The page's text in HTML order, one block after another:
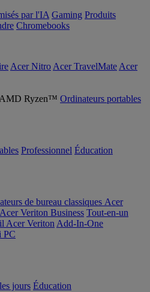
par l'IA Gaming Produits
Chromebooks
Acer Nitro Acer TravelMate Acer
Ordinateurs portables
Professionnel Éducation
de bureau classiques Acer
Veriton Business Tout-en-un
Acer Veriton Add-In-One
PC
jours Éducation